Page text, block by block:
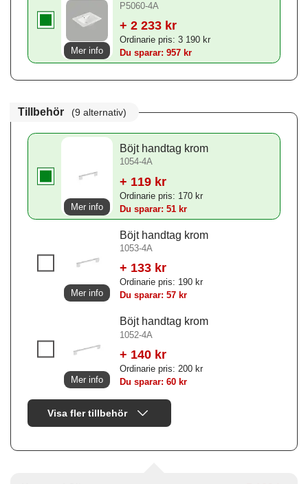
P5060-4A
+ 2 233 kr
Ordinarie pris: 3 190 kr
Du sparar: 957 kr
Mer info
Tillbehör (9 alternativ)
Böjt handtag krom
1054-4A
+ 119 kr
Ordinarie pris: 170 kr
Du sparar: 51 kr
Mer info
Böjt handtag krom
1053-4A
+ 133 kr
Ordinarie pris: 190 kr
Du sparar: 57 kr
Mer info
Böjt handtag krom
1052-4A
+ 140 kr
Ordinarie pris: 200 kr
Du sparar: 60 kr
Mer info
Visa fler tillbehör